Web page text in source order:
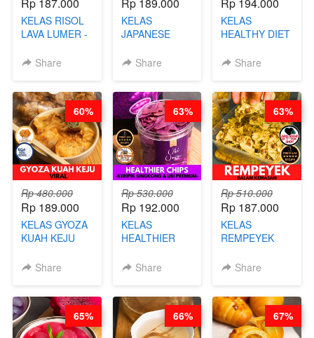
KELAS RISOL
LAVA LUMER -
KEKINIAN-BY
Share
KELAS
JAPANESE
KARAAGE - BY
Share
KELAS
HEALTHY DIET
BY BARISTA
Share
Rp 480.000
Rp 189.000
KELAS GYOZA
KUAH KEJU
CHEF DITA
Share
60%
Rp 530.000
Rp 192.000
KELAS
HEALTHIER
KERIPIK
BY CHEF DITA
Share
63%
Rp 510.000
Rp 187.000
KELAS
REMPEYEK
KEMASAN - BY
Share
63%
65% 66% 67%